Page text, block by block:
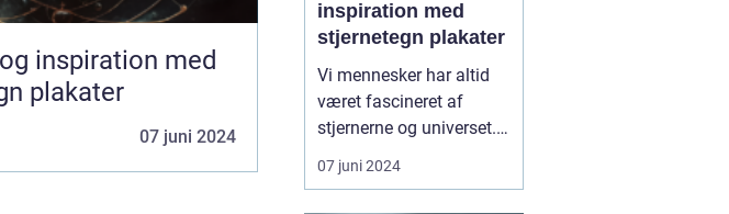
inspiration med
plakater
07 juni 2024
inspiration med
stjernetegn plakater
Vi mennesker har altid
været fascineret af
stjernerne og universet.
Igennem årtusinder har
astrologi spillet en
07 juni 2024